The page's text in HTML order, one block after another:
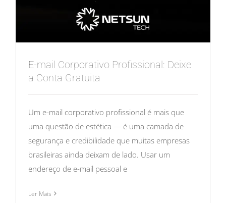
E-mail Corporativo Profissional: Deixe
a Conta Gratuita
Um e-mail corporativo profissional é mais que
uma questão de estética — é uma camada de
segurança e credibilidade que muitas empresas
brasileiras ainda deixam de lado. Usar um
endereço de e-mail pessoal e
Ler Mais